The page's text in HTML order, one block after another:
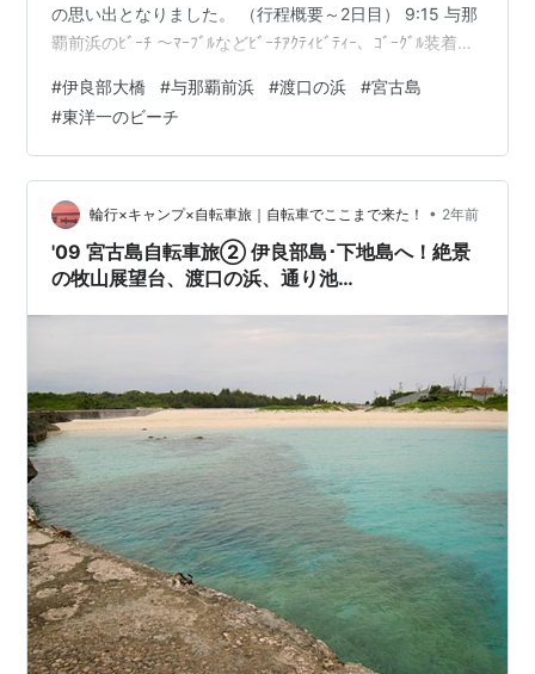
の思い出となりました。 （行程概要～2日目） 9:15 与那
覇前浜のﾋﾞｰﾁ ～ﾏｰﾌﾞﾙなどﾋﾞｰﾁｱｸﾃｨﾋﾞﾃｨｰ、ｺﾞｰｸﾞﾙ装着で
っくり渡る 12:00 ｶﾌｪでlunch後、穴場の「渡口の浜」で
波と戯れ 15:00 ﾎﾃﾙに戻り、ゆっくりﾊﾞｽﾀｲﾑ＆最終日ﾃﾞｨﾅ
ｰに備える 19:00 ｼｷﾞﾗﾎﾃﾙ内のｲﾀﾘｱﾝ「ﾙﾅﾛｯｻ」でﾜｲﾝ飲みな
がら、絶…
#伊良部大橋 #与那覇前浜 #渡口の浜 #宮古島
#東洋一のビーチ
輪行×キャンプ×自転車旅｜自転車でここまで来た！ • 2年前
'09 宮古島自転車旅② 伊良部島･下地島へ！絶景
の牧山展望台、渡口の浜、通り池…